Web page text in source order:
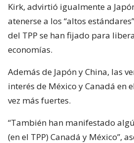
Kirk, advirtió igualmente a
atenerse a los “altos
del TPP se han fijado para
economías.
Además de Japón y China, las
interés de México y Canadá en
vez más fuertes.
“También han manifestado
(en el TPP) Canadá y México”,